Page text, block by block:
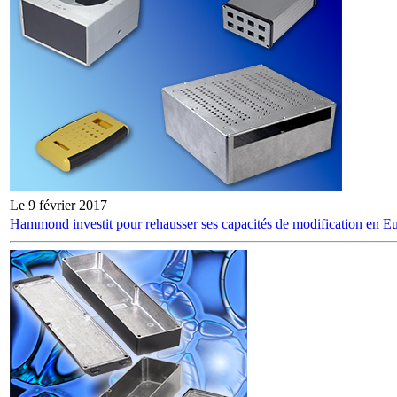
Le 9 février 2017
Hammond investit pour rehausser ses capacités de modification en